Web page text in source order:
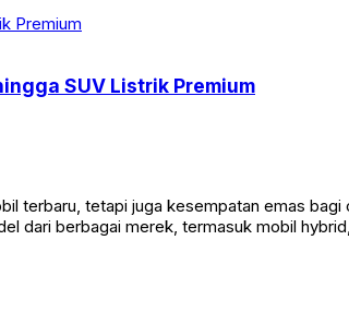
SUV Listrik Premium
terbaru, tetapi juga kesempatan emas
dari berbagai merek, termasuk mobil